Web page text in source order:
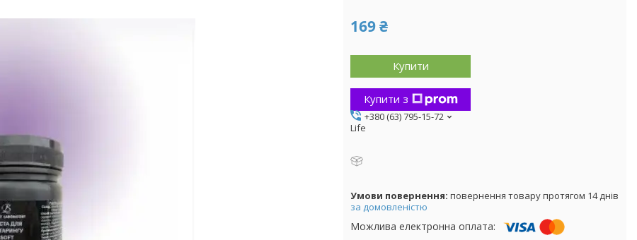
169 ₴
Купити
Купити з
+380 (63) 795-15-72
Life
повернення товару протягом 14 днів
за домовленістю